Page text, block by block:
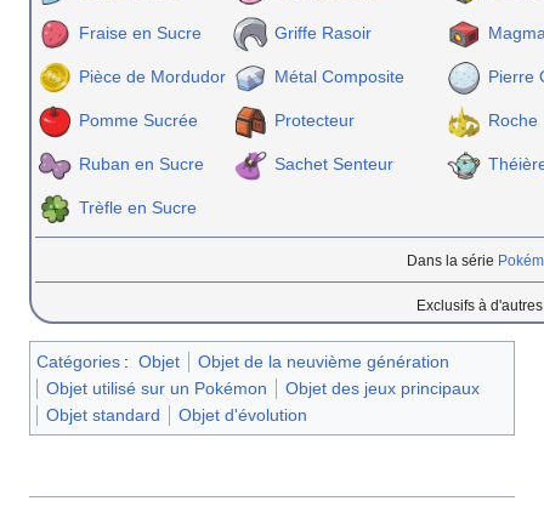
Fraise en Sucre Griffe Rasoir
Pièce de Mordudor Métal Composite Pierre
Pomme Sucrée Protecteur Roche
Ruban en Sucre Sachet Senteur
Trèfle en Sucre
Dans la série
Exclusifs à
Catégories : Objet
Objet de la neuvième génération
Objet utilisé sur un Pokémon
Objet des jeux principaux
Objet standard
Objet d'évolution